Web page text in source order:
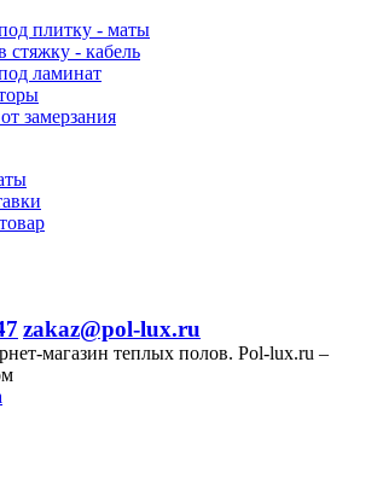
плитку - маты
стяжку - кабель
ламинат
замерзания
zakaz@pol-lux.ru
магазин теплых полов. Pol-lux.ru –